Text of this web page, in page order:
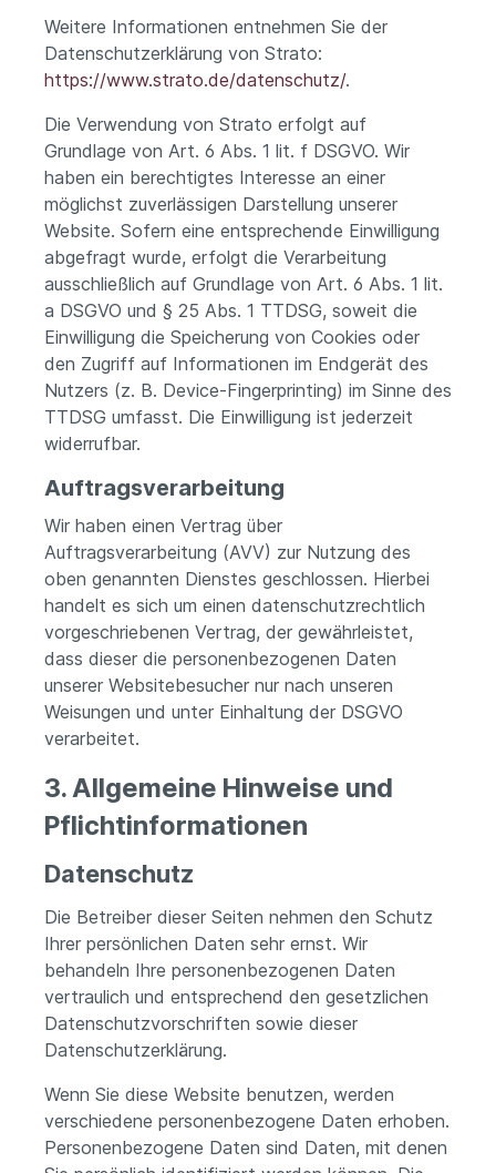
Weitere Informationen entnehmen Sie der
Datenschutzerklärung von Strato:
https://www.strato.de/datenschutz/.
Die Verwendung von Strato erfolgt auf
Grundlage von Art. 6 Abs. 1 lit. f DSGVO. Wir
haben ein berechtigtes Interesse an einer
möglichst zuverlässigen Darstellung unserer
Website. Sofern eine entsprechende Einwilligung
abgefragt wurde, erfolgt die Verarbeitung
ausschließlich auf Grundlage von Art. 6 Abs. 1 lit.
a DSGVO und § 25 Abs. 1 TTDSG, soweit die
Einwilligung die Speicherung von Cookies oder
den Zugriff auf Informationen im Endgerät des
Nutzers (z. B. Device-Fingerprinting) im Sinne des
TTDSG umfasst. Die Einwilligung ist jederzeit
widerrufbar.
Auftragsverarbeitung
Wir haben einen Vertrag über
Auftragsverarbeitung (AVV) zur Nutzung des
oben genannten Dienstes geschlossen. Hierbei
handelt es sich um einen datenschutzrechtlich
vorgeschriebenen Vertrag, der gewährleistet,
dass dieser die personenbezogenen Daten
unserer Websitebesucher nur nach unseren
Weisungen und unter Einhaltung der DSGVO
verarbeitet.
3. Allgemeine Hinweise und
Pflicht­informationen
Datenschutz
Die Betreiber dieser Seiten nehmen den Schutz
Ihrer persönlichen Daten sehr ernst. Wir
behandeln Ihre personenbezogenen Daten
vertraulich und entsprechend den gesetzlichen
Datenschutzvorschriften sowie dieser
Datenschutzerklärung.
Wenn Sie diese Website benutzen, werden
verschiedene personenbezogene Daten erhoben.
Personenbezogene Daten sind Daten, mit denen